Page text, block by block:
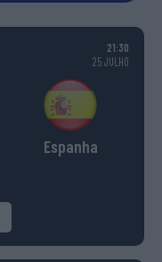
21:30
25 JULHO
Espanha